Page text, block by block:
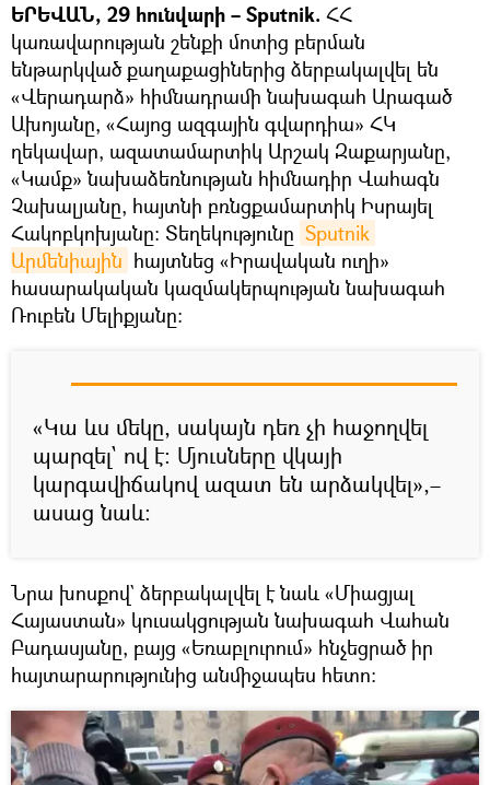
ԵՐԵՎԱՆ, 29 հունվարի – Sputnik. ՀՀ
կառավարության շենքի մոտից բերման
ենթարկված քաղաքացիներից ձերբակալվել են
«Վերադարձ» հիմնադրամի նախագահ Արագած
Ախոյանը, «Հայոց ազգային գվարդիա» ՀԿ
ղեկավար, ազատամարտիկ Արշակ Զաքարյանը,
«Կամք» նախաձեռնության հիմնադիր Վահագն
Չախալյանը, հայտնի բռնցքամարտիկ Իսրայել
Հակոբկոխյանը: Տեղեկությունը Sputnik
Արմենիային հայտնեց «Իրավական ուղի»
հասարակական կազմակերպության նախագահ
Ռուբեն Մելիքյանը։
«Կա ևս մեկը, սակայն դեռ չի հաջողվել
պարզել` ով է։ Մյուսները վկայի
կարգավիճակով ազատ են արձակվել»,–
ասաց նաև։
Նրա խոսքով` ձերբակալվել է նաև «Միացյալ
Հայաստան» կուսակցության նախագահ Վահան
Բադասյանը, բայց «Եռաբլուրում» հնչեցրած իր
հայտարարությունից անմիջապես հետո։